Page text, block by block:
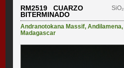
RM2519 CUARZO
BITERMINADO
SiO₂
Andranotokana Massif,Andilamena
Madagascar